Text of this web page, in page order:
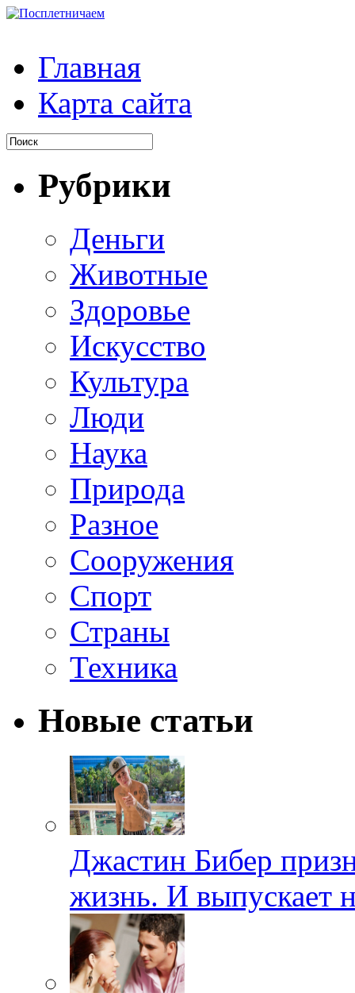
Главная
Карта сайта
Рубрики
Деньги
Животные
Здоровье
Искусство
Культура
Люди
Наука
Природа
Разное
Сооружения
Спорт
Страны
Техника
Новые статьи
Джастин Бибер
жизнь. И выпускает